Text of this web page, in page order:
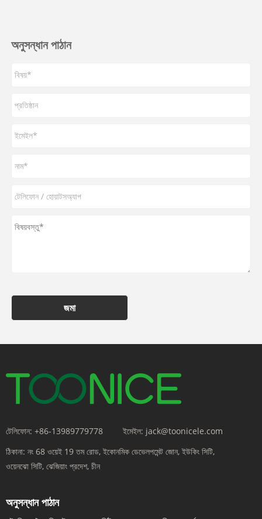
অনুসন্ধান পাঠান
জমা
টেলিফোন: +86-13989779778 ইমেইল: jack@toonicele.com
ঠিকানা: নং 68 ওয়েই 19 তম রোড, ইকোনমিক ডেভেলপমেন্ট জোন, ইউকিং সিটি,
ওয়েনঝো সিটি, ঝেজিয়াং প্রদেশ, চীন
অনুসন্ধান পাঠান